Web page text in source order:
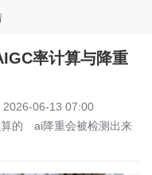
率计算与降重
2026-06-13 07:00
的
ai降重会被检测出来